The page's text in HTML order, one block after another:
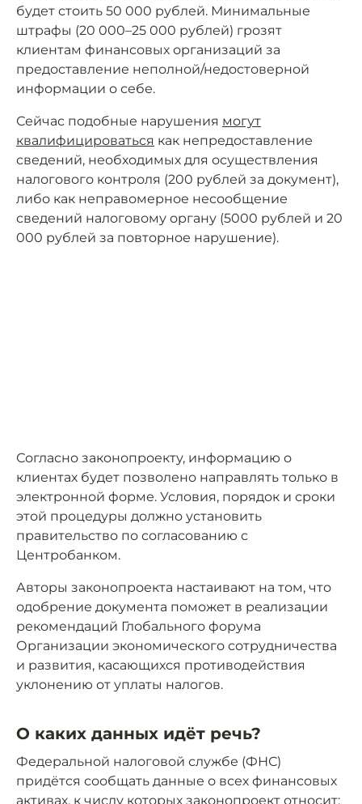
будет стоить 50 000 рублей. Минимальные
штрафы (20 000–25 000 рублей) грозят
клиентам финансовых организаций за
предоставление неполной/недостоверной
информации о себе.
Сейчас подобные нарушения могут
квалифицироваться как непредоставление
сведений, необходимых для осуществления
налогового контроля (200 рублей за документ),
либо как неправомерное несообщение
сведений налоговому органу (5000 рублей и 20
000 рублей за повторное нарушение).
Согласно законопроекту, информацию о
клиентах будет позволено направлять только в
электронной форме. Условия, порядок и сроки
этой процедуры должно установить
правительство по согласованию с
Центробанком.
Авторы законопроекта настаивают на том, что
одобрение документа поможет в реализации
рекомендаций Глобального форума
Организации экономического сотрудничества
и развития, касающихся противодействия
уклонению от уплаты налогов.
О каких данных идёт речь?
Федеральной налоговой службе (ФНС)
придётся сообщать данные о всех финансовых
активах, к числу которых законопроект относит: